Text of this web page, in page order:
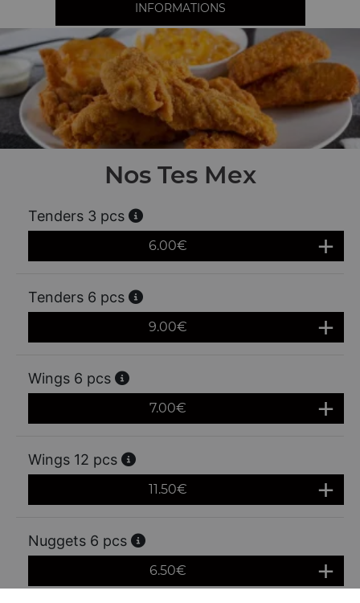
INFORMATIONS
Nos Tes Mex
Tenders 3 pcs
6.00€
Tenders 6 pcs
9.00€
Wings 6 pcs
7.00€
Wings 12 pcs
11.50€
Nuggets 6 pcs
6.50€